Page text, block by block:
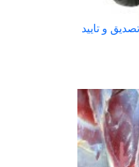
و تایید